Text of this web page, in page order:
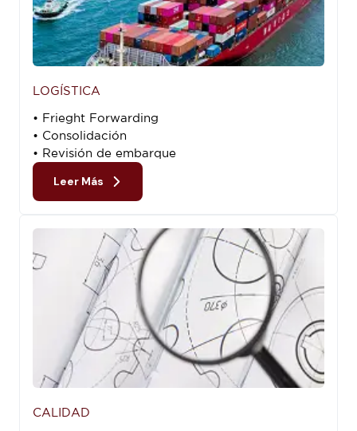
LOGÍSTICA
• Frieght Forwarding
• Consolidación
• Revisión de embarque
Leer Más
CALIDAD